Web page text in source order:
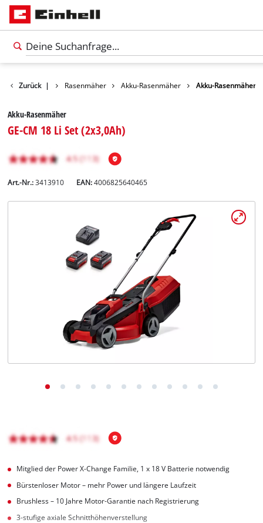
Zurück |
Garten Rasenmäher Akku-Rasenmäher Akku-Rasenmäher
Akku-Rasenmäher
GE-CM 18 Li Set (2x3,0Ah)
Art.-Nr.: 3413910 EAN:4006825640465
Mitglied der Power X-Change Familie, 1 x 18 V Batterie notwendig
Bürstenloser Motor – mehr Power und längere Laufzeit
Brushless – 10 Jahre Motor-Garantie nach Registrierung
3-stufige axiale Schnitthöhenverstellung